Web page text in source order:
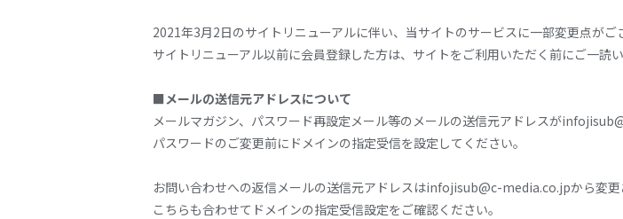
2021年3月2日のサイトリニューアルに伴い、当サイトのサービスに一部変更点がご
サイトリニューアル以前に会員登録した方は、サイトをご利用いただく前にご一読
■メールの送信元アドレスについて
メールマガジン、パスワード再設定メール等のメールの送信元アドレスが
パスワードのご変更前にドメインの指定受信を設定してください。
お問い合わせへの返信メールの送信元アドレスはinfojisub@c-media.co.jpから変更
こちらも合わせてドメインの指定受信設定をご確認ください。